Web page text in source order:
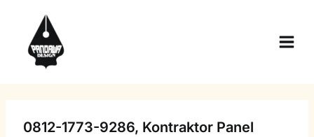
content
0812-1773-9286, Kontraktor Panel